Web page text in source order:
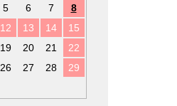
5 6 7
8
12 13 14
15
19 20 21
22
26 27 28
29